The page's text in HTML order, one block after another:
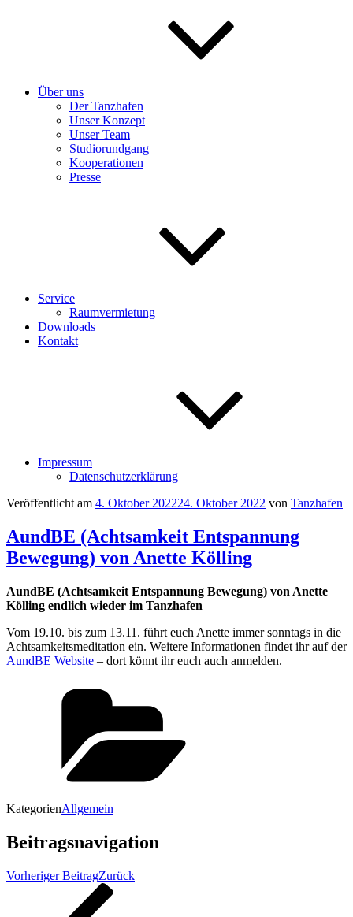
Über uns
Der Tanzhafen
Unser Konzept
Unser Team
Studiorundgang
Kooperationen
Presse
Service
Raumvermietung
Downloads
Kontakt
Impressum
Datenschutzerklärung
Veröffentlicht am 4. Oktober 202224. Oktober 2022 von Tanzhafen
AundBE (Achtsamkeit Entspannung
Bewegung) von Anette Kölling
AundBE (Achtsamkeit Entspannung Bewegung) von Anette
Kölling endlich wieder im Tanzhafen
Vom 19.10. bis zum 13.11. führt euch Anette immer sonntags in die
Achtsamkeitsmeditation ein. Weitere Informationen findet ihr auf der
AundBE Website – dort könnt ihr euch auch anmelden.
KategorienAllgemein
Beitragsnavigation
Vorheriger BeitragZurück